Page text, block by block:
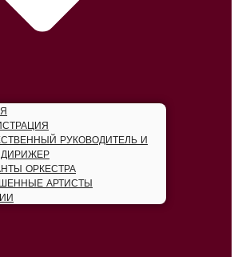
РУКОВОДИТЕЛЬ И
ОРКЕСТРА
АРТИСТЫ